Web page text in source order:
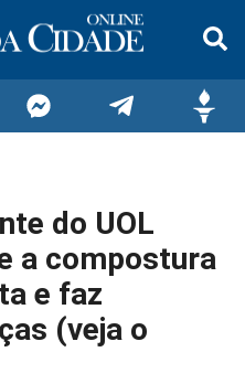
no
Messenger
no
Telegram
do UOL
a compostura
e faz
(veja o